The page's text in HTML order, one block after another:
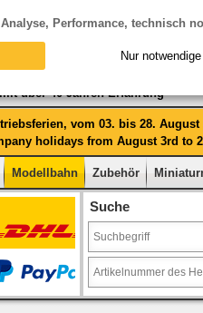
über 40 Jahren Erfahrung
vom 03. bis 28.
holidays from August 3rd to
Modellbahn Zubehör
Suche
Analyse, Performance, technisch
Nur